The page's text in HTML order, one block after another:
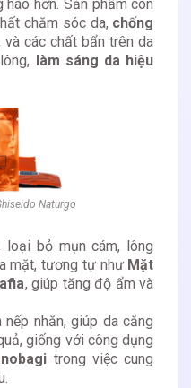
hơn. Sản phẩm còn
chăm sóc da, chống
các chất bẩn trên da
làm sáng da hiệu
Naturgo
loại bỏ mụn cám, lông
mặt, tương tự như Mặt
, giúp tăng độ ẩm và
nhăn, giúp da căng
giống với công dụng
trong việc cung